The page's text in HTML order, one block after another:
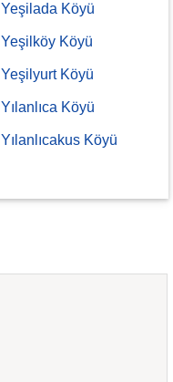
Yeşilada Köyü
Yeşilköy Köyü
Yeşilyurt Köyü
Yılanlıca Köyü
Yılanlıcakus Köyü